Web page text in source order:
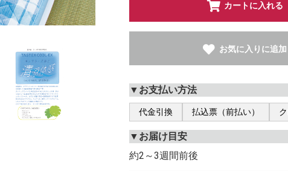
カートに入れる
お気に入りに追加
▼お支払い方法
代金引換 払込票（前払い）
▼お届け目安
約2～3週間前後